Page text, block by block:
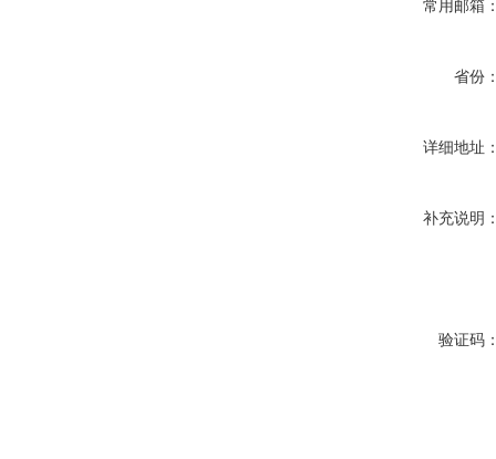
常用邮箱
省份
详细地址
补充说明
验证码